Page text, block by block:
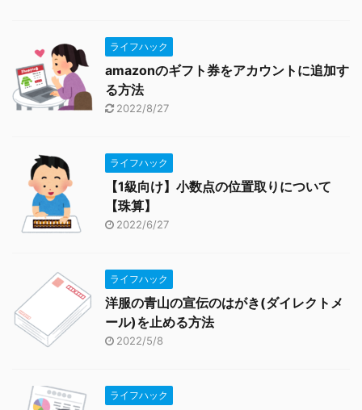
ライフハック
amazonのギフト券をアカウントに追加す
る方法
2022/8/27
ライフハック
【1級向け】小数点の位置取りについて
【珠算】
2022/6/27
ライフハック
洋服の青山の宣伝のはがき(ダイレクトメ
ール)を止める方法
2022/5/8
ライフハック